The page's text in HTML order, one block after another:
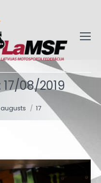
17/08/2019
augusts 17